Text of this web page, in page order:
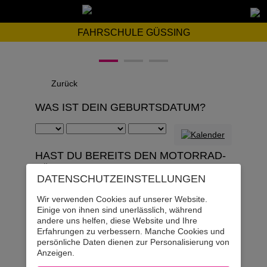
FAHRSCHULE GÜSSING
Zurück
WAS IST DEIN GEBURTSDATUM?
HAST DU BEREITS DEN MOTORRAD-
Ja
Nein
HAST DU BEREITS DEN TRAKTOR-
DATENSCHUTZ­EINSTELLUNGEN
Wir verwenden Cookies auf unserer Website.
Einige von ihnen sind unerlässlich, während
andere uns helfen, diese Website und Ihre
Erfahrungen zu verbessern. Manche Cookies und
persönliche Daten dienen zur Personalisierung von
Anzeigen.